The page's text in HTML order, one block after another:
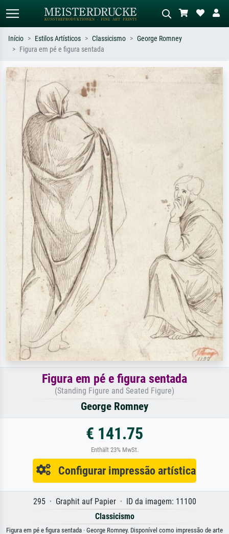
Pesquise por artista, título ou estilo –
ex: Monet, Noite Estrelada,
impressionismo, onda de Hokusai, nu.
Descreva a cena – ex: prado verde,
abstrato com muito vermelho, pintura
Início Estilos Artísticos Classicismo
George Romney
Figura em pé e figura sentada
Figura em pé e figura sentada
(Standing Figure and Seated Figure)
George Romney
€ 141.75
Enthält 23% MwSt.
Configurar impressão artística
295 · Graphit auf Papier · ID da imagem: 11100
Classicismo
Figura em pé e figura sentada · George Romney. Disponível como impressão de arte